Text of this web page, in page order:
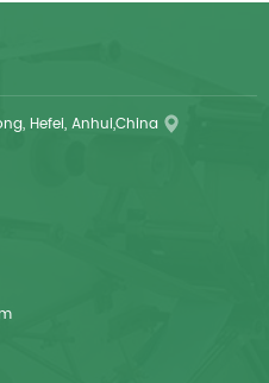
Hefei, Anhui,China